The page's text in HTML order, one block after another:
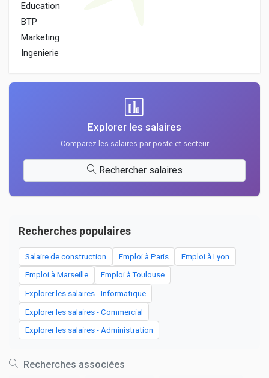
Education
BTP
Marketing
Ingenierie
Explorer les salaires
Comparez les salaires par poste et secteur
Rechercher salaires
Recherches populaires
Salaire de construction Emploi à Paris Emploi à Lyon
Emploi à Marseille Emploi à Toulouse
Explorer les salaires - Informatique
Explorer les salaires - Commercial
Explorer les salaires - Administration
Recherches associées